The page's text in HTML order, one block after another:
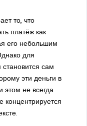
то, что
платёж как
его небольшим
для
сам
эти деньги в
этом не всегда